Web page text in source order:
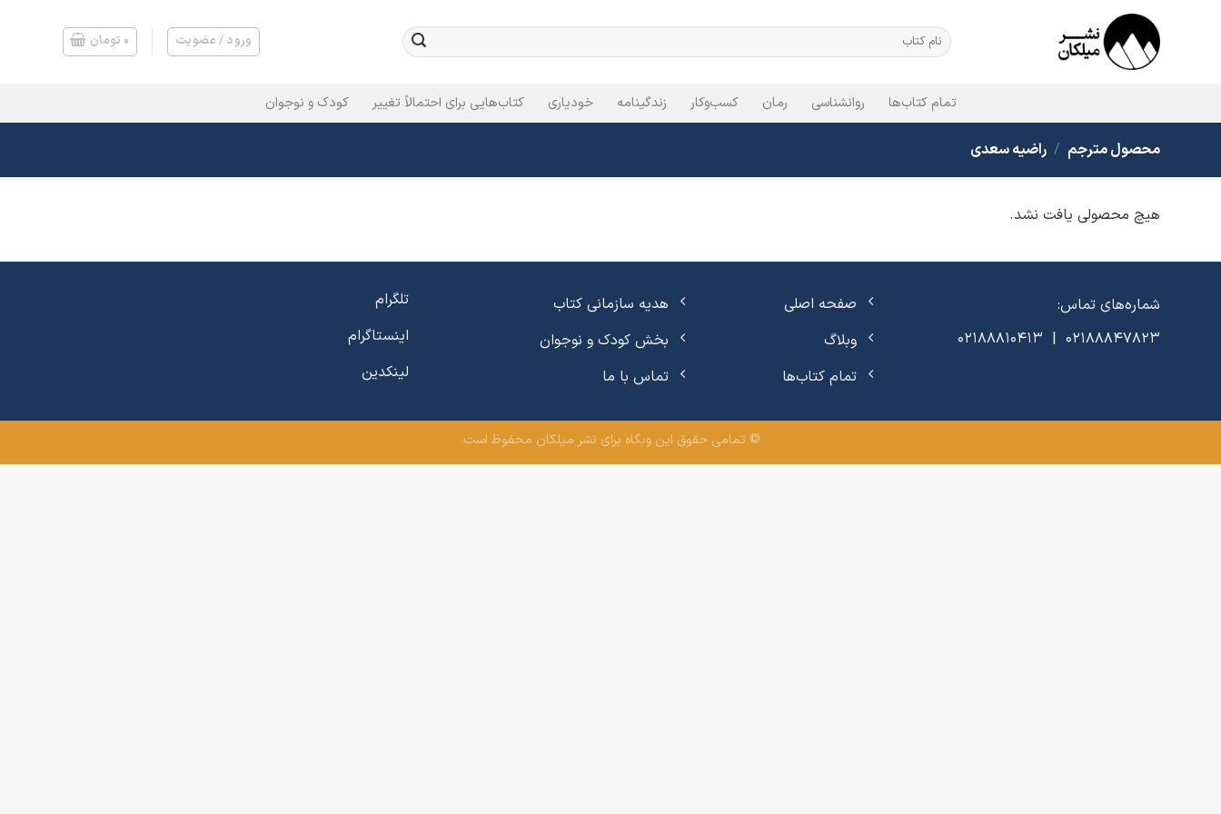
جستجو
برای:
ورود / عضویت ۰ تومان
تمام کتاب‌ها روانشناسی رمان کسب‌وکار زندگینامه خودیاری کتاب‌هایی برای احتمالاً تغییر کودک و نوجوان
محصول مترجم / راضیه سعدی
هیچ محصولی یافت نشد.
شماره‌های تماس:
02188847823 | 02188810413
صفحه اصلی
وبلاگ
تمام کتاب‌ها
هدیه سازمانی کتاب
بخش کودک و نوجوان
تماس با ما
تلگرام
اینستاگرام
لینکدین
© تمامی حقوق این وبگاه برای نشر میلکان محفوظ است.